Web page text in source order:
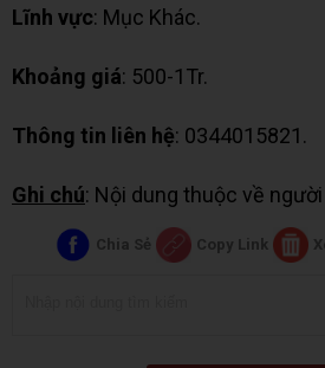
Lĩnh vực: Mục Khác.
Khoảng giá: 500-1Tr.
Thông tin liên hệ: 0344015821.
Ghi chú: Nội dung thuộc về người
Chia Sẻ Copy Link